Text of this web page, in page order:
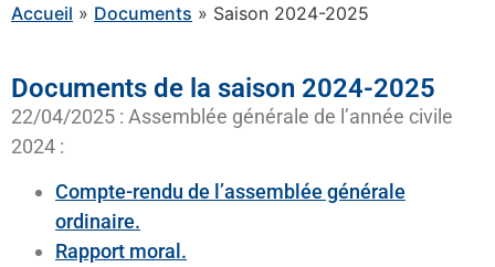
Accueil » Documents » Saison 2024-2025
Documents de la saison 2024-2025
22/04/2025 : Assemblée générale de l’année civile
2024 :
Compte-rendu de l’assemblée générale
ordinaire.
Rapport moral.